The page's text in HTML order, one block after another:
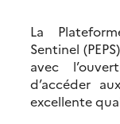
La
Sentinel
avec
d’accéder
excellente